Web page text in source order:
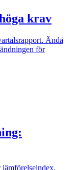
krav
Ändå
för